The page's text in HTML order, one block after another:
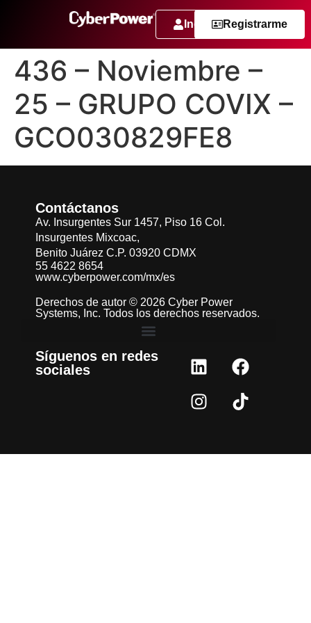
IngresarRegistrarme
436 – Noviembre –
25 – GRUPO COVIX –
GCO030829FE8
Contáctanos
Av. Insurgentes Sur 1457, Piso 16 Col.
Insurgentes Mixcoac,
Benito Juárez C.P. 03920 CDMX
55 4622 8654
www.cyberpower.com/mx/es
Derechos de autor © 2026 Cyber Power
Systems, Inc. Todos los derechos reservados.
Síguenos en redes
sociales